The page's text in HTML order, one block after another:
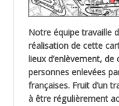
Notre équipe travaille
réalisation de cette
lieux d’enlèvement,
personnes enlevées
françaises. Fruit d’un
à être régulièrement